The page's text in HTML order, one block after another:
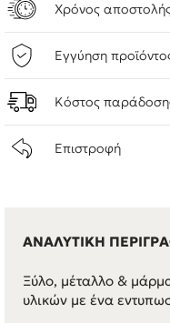
Χρόνος
Εγγύηση
Κόστος
Επιστροφή
ΑΝΑΛΥΤΙΚΗ
Ξύλο, μέταλλο &
υλικών με ένα